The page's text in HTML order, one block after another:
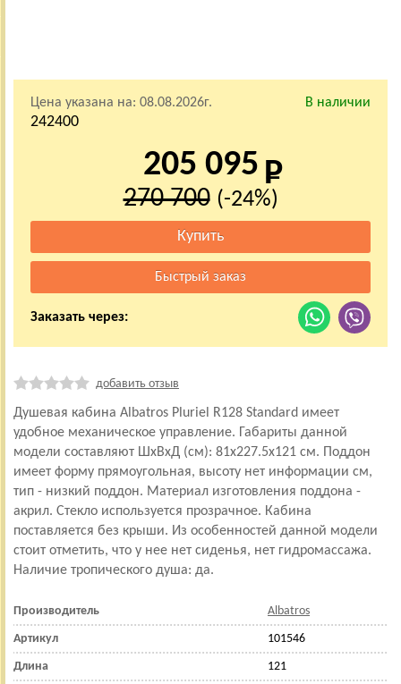
Цена указана на: 08.08.2026г. В наличии
242400
205 095
270 700 (-24%)
Заказать через:
добавить отзыв
Душевая кабина Albatros Pluriel R128 Standard имеет
удобное механическое управление. Габариты данной
модели составляют ШхВхД (см): 81x227.5x121 см. Поддон
имеет форму прямоугольная, высоту нет информации см,
тип - низкий поддон. Материал изготовления поддона -
акрил. Стекло используется прозрачное. Кабина
поставляется без крыши. Из особенностей данной модели
стоит отметить, что у нее нет сиденья, нет гидромассажа.
Наличие тропического душа: да.
Производитель Albatros
Артикул 101546
Длина 121